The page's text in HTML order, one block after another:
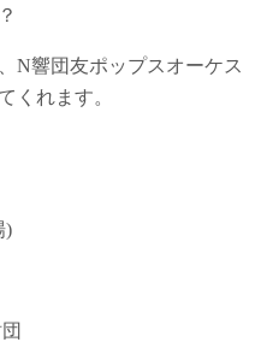
N響団友ポップスオーケス
くれます。
)